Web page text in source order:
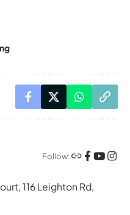
Follow:
116 Leighton Rd,